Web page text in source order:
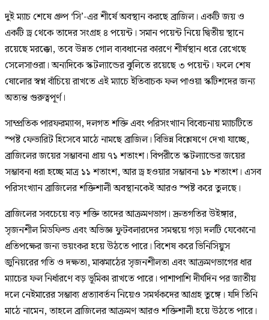
দুই ম্যাচ শেষে গ্রুপ ‘সি’-এর শীর্ষে অবস্থান করছে ব্রাজিল। একটি জয় ও
একটি ড্র থেকে তাদের সংগ্রহ ৪ পয়েন্ট। সমান পয়েন্ট নিয়ে দ্বিতীয় স্থানে
রয়েছে মরক্কো, তবে উন্নত গোল ব্যবধানের কারণে শীর্ষস্থান ধরে রেখেছে
সেলেসাওরা। অন্যদিকে স্কটল্যান্ডের ঝুলিতে রয়েছে ৩ পয়েন্ট। ফলে শেষ
ষোলোর স্বপ্ন বাঁচিয়ে রাখতে এই ম্যাচে ইতিবাচক ফল পাওয়া স্কটিশদের জন্য
অত্যন্ত গুরুত্বপূর্ণ।
সাম্প্রতিক পারফরম্যান্স, দলগত শক্তি এবং পরিসংখ্যান বিবেচনায় ম্যাচটিতে
স্পষ্ট ফেভারিট হিসেবে মাঠে নামছে ব্রাজিল। বিভিন্ন বিশ্লেষণে দেখা যাচ্ছে,
ব্রাজিলের জয়ের সম্ভাবনা প্রায় ৭১ শতাংশ। বিপরীতে স্কটল্যান্ডের জয়ের
সম্ভাবনা ধরা হচ্ছে মাত্র ১১ শতাংশ, আর ড্র হওয়ার সম্ভাবনা ১৮ শতাংশ। এসব
পরিসংখ্যান ব্রাজিলের শক্তিশালী অবস্থানকেই আরও স্পষ্ট করে তুলছে।
ব্রাজিলের সবচেয়ে বড় শক্তি তাদের আক্রমণভাগ। দ্রুতগতির উইঙ্গার,
সৃজনশীল মিডফিল্ড এবং অভিজ্ঞ ফুটবলারদের সমন্বয়ে গড়া দলটি যেকোনো
প্রতিপক্ষের জন্য ভয়ংকর হয়ে উঠতে পারে। বিশেষ করে ভিনিসিয়ুস
জুনিয়রের গতি ও দক্ষতা, মাঝমাঠের সৃজনশীলতা এবং আক্রমণভাগের ধার
ম্যাচের ফল নির্ধারণে বড় ভূমিকা রাখতে পারে। পাশাপাশি দীর্ঘদিন পর জাতীয়
দলে নেইমারের সম্ভাব্য প্রত্যাবর্তন নিয়েও সমর্থকদের আগ্রহ তুঙ্গে। যদি তিনি
মাঠে নামেন, তাহলে ব্রাজিলের আক্রমণ আরও শক্তিশালী হয়ে উঠতে পারে।